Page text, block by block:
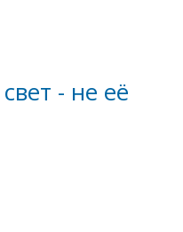
- не её